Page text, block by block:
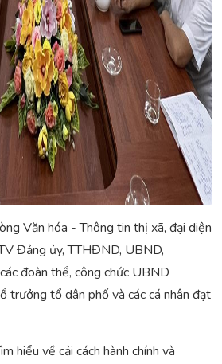
Văn hóa - Thông tin thị xã, đại diện
Đảng ủy, TTHĐND, UBND,
đoàn thể, công chức UBND
trưởng tổ dân phố và các cá nhân đạt
hiểu về cải cách hành chính và